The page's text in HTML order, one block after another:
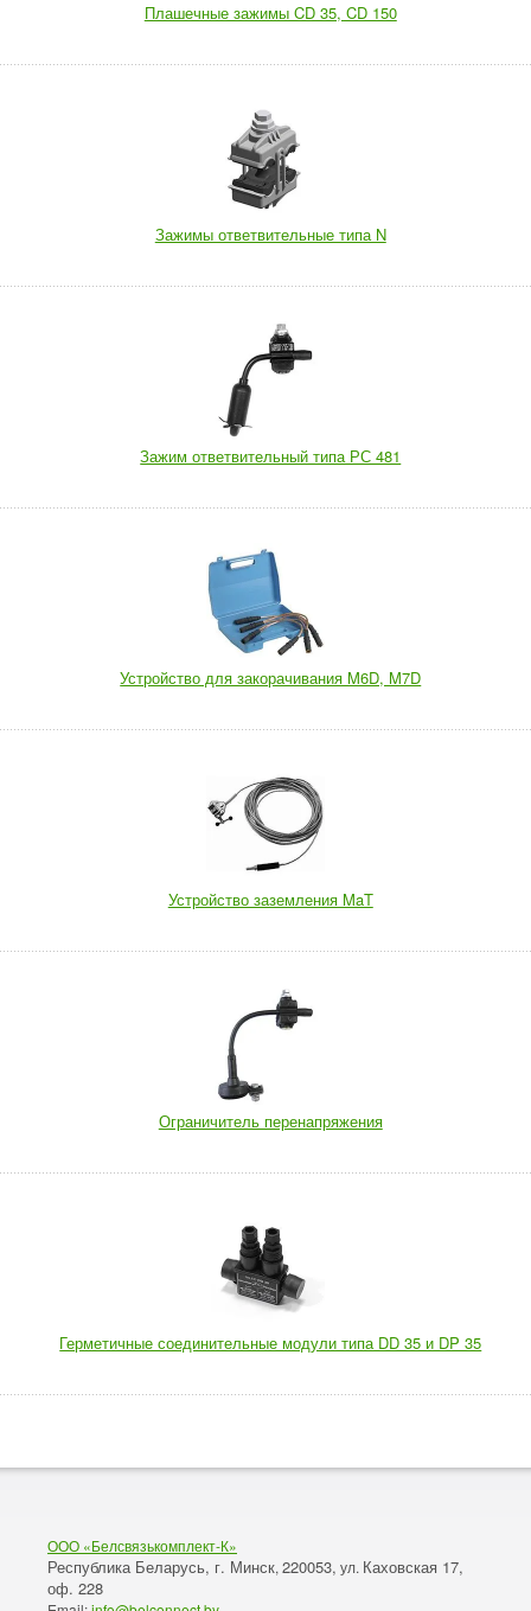
Плашечные зажимы CD 35, CD 150
Зажимы ответвительные типа N
Зажим ответвительный типа РС 481
Устройство для закорачивания M6D, M7D
Устройство заземления MaT
Ограничитель перенапряжения
Герметичные соединительные модули типа DD 35 и DP 35
ООО «Белсвязькомплект-К»
Республика Беларусь, г. Минск, 220053, ул. Каховская 17,
оф. 228